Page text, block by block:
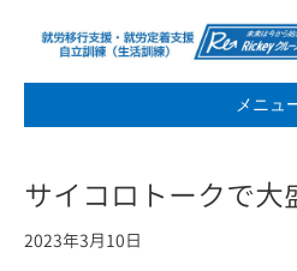
メニュ
サイコロトークで大
2023年3月10日